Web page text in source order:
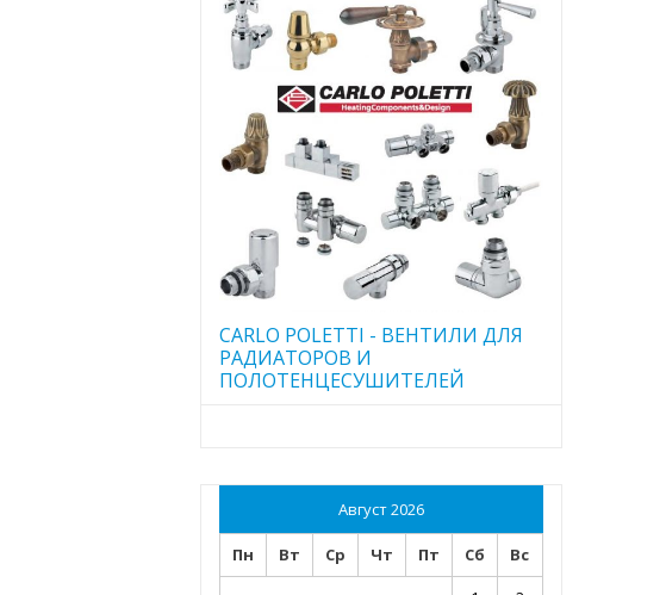
CARLO POLETTI - ВЕНТИЛИ ДЛЯ
РАДИАТОРОВ И
ПОЛОТЕНЦЕСУШИТЕЛЕЙ
Август 2026
Пн Вт Ср Чт Пт Сб
Вс